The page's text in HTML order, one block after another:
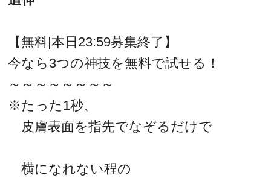
【無料|本日23:59募集終了】
今なら3つの神技を無料で試せる！
～～～～～～～～
※たった1秒、
皮膚表面を指先でなぞるだけで
横になれない程の